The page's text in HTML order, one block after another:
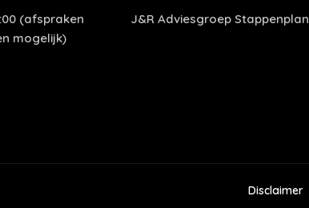
(afspraken
mogelijk)
J&R Adviesgroep Stappenplan
Disclaimer